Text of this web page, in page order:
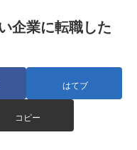
企業に転職した
はてブ
コピー